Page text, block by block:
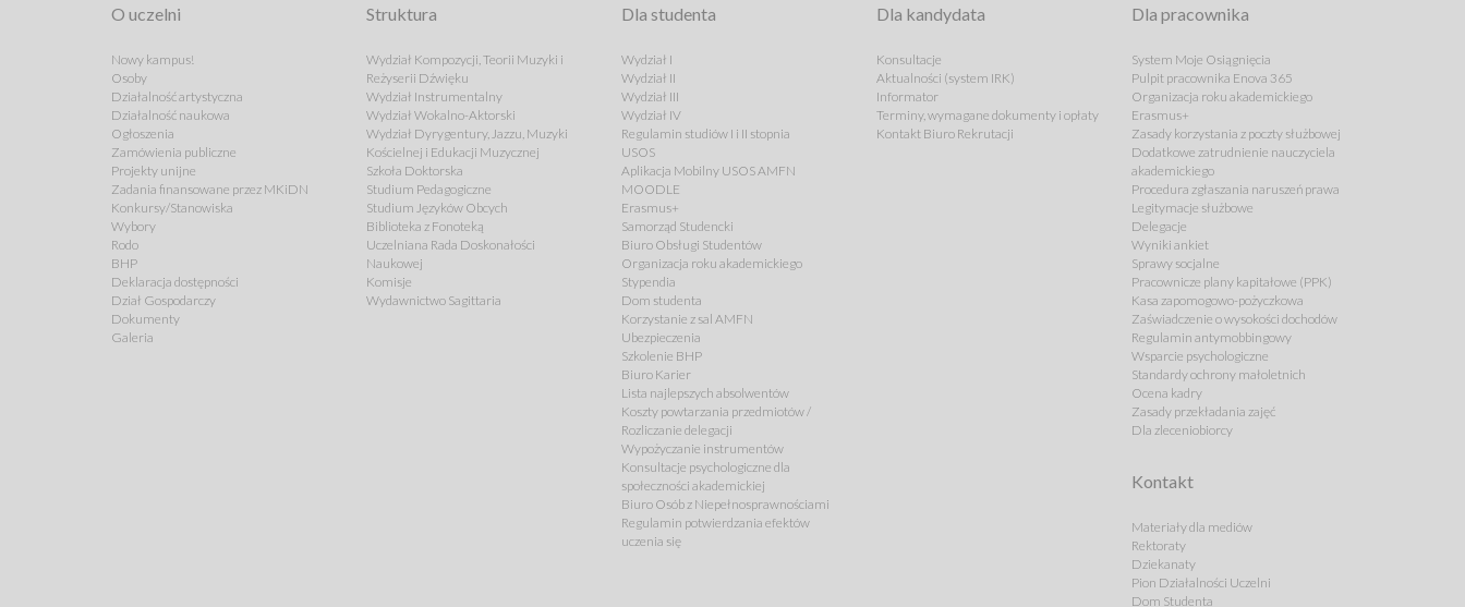
O uczelni
Nowy kampus!
Osoby
Działalność artystyczna
Działalność naukowa
Ogłoszenia
Zamówienia publiczne
Projekty unijne
Zadania finansowane przez MKiDN
Konkursy/Stanowiska
Wybory
Rodo
BHP
Deklaracja dostępności
Dział Gospodarczy
Dokumenty
Galeria
Struktura
Wydział Kompozycji, Teorii Muzyki i
Reżyserii Dźwięku
Wydział Instrumentalny
Wydział Wokalno-Aktorski
Wydział Dyrygentury, Jazzu, Muzyki
Kościelnej i Edukacji Muzycznej
Szkoła Doktorska
Studium Pedagogiczne
Studium Języków Obcych
Biblioteka z Fonoteką
Uczelniana Rada Doskonałości
Naukowej
Komisje
Wydawnictwo Sagittaria
Dla studenta
Wydział I
Wydział II
Wydział III
Wydział IV
Regulamin studiów I i II stopnia
USOS
Aplikacja Mobilny USOS AMFN
MOODLE
Erasmus+
Samorząd Studencki
Biuro Obsługi Studentów
Organizacja roku akademickiego
Stypendia
Dom studenta
Korzystanie z sal AMFN
Ubezpieczenia
Szkolenie BHP
Biuro Karier
Lista najlepszych absolwentów
Koszty powtarzania przedmiotów /
Rozliczanie delegacji
Wypożyczanie instrumentów
Konsultacje psychologiczne dla
społeczności akademickiej
Biuro Osób z Niepełnosprawnościami
Regulamin potwierdzania efektów
uczenia się
Dla kandydata
Konsultacje
Aktualności (system IRK)
Informator
Terminy, wymagane dokumenty i opłaty
Kontakt Biuro Rekrutacji
Dla pracownika
System Moje Osiągnięcia
Pulpit pracownika Enova 365
Organizacja roku akademickiego
Erasmus+
Zasady korzystania z poczty służbowej
Dodatkowe zatrudnienie nauczyciela
akademickiego
Procedura zgłaszania naruszeń prawa
Legitymacje służbowe
Delegacje
Wyniki ankiet
Sprawy socjalne
Pracownicze plany kapitałowe (PPK)
Kasa zapomogowo-pożyczkowa
Zaświadczenie o wysokości dochodów
Regulamin antymobbingowy
Wsparcie psychologiczne
Standardy ochrony małoletnich
Ocena kadry
Zasady przekładania zajęć
Dla zleceniobiorcy
Kontakt
Materiały dla mediów
Rektoraty
Dziekanaty
Pion Działalności Uczelni
Dom Studenta